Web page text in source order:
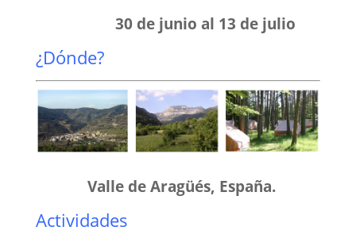
30 de junio al 13 de julio
¿Dónde?
Valle de Aragüés, España.
Actividades